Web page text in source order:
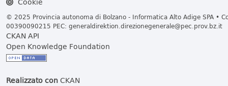
© 2025 Provincia autonoma di Bolzano - Informatica Alto Adige SPA •
00390090215 PEC: generaldirektion.direzionegenerale@pec.prov.bz.it
CKAN API
Open Knowledge Foundation
Realizzato conCKAN